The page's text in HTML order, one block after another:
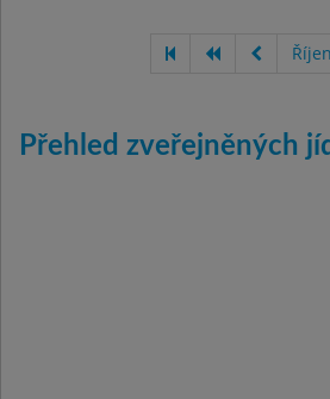
Přehled zveřejněných